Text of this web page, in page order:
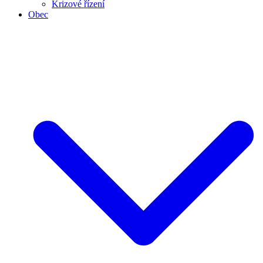
Krizové řízení
Obec